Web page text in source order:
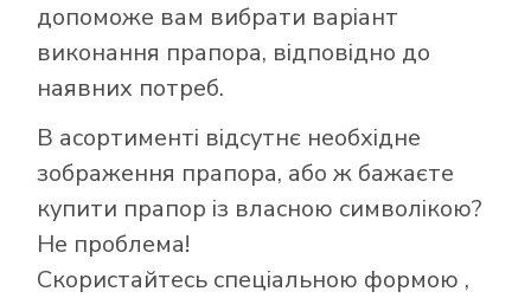
допоможе вам вибрати варіант
виконання прапора, відповідно до
наявних потреб.
В асортименті відсутнє необхідне
зображення прапора, або ж бажаєте
купити прапор із власною символікою?
Не проблема!
Скористайтесь спеціальною формою ,